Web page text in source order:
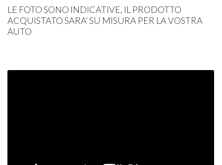
LE FOTOSONO INDICATIVE, IL PRODOTTO
ACQUISTATOSARA’ SU MISURA PER LAVOSTRA
AUTO